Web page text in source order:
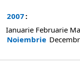
2007 :
Ianuarie Februarie
Noiembrie